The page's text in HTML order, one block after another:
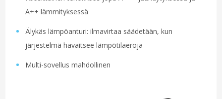
A++ lämmityksessä
Älykäs lämpöanturi: ilmavirtaa säädetään, kun
järjestelmä havaitsee lämpötilaeroja
Multi-sovellus mahdollinen